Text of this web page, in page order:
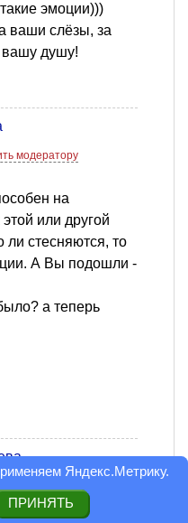
эмоции)))
ваши слёзы, за
душу!
модератору
на
или другой
стесняются, то
А Вы подошли -
а теперь
Яндекс.Метрику.
ПРИНЯТЬ